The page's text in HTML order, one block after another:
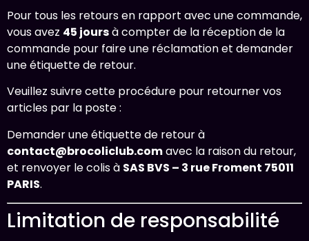
Pour tous les retours en rapport avec une commande,
vous avez 45 joursà compter de la réception de la
commande pour faire une réclamation et demander
une étiquette de retour.
Veuillez suivre cette procédure pour retourner vos
articles par la poste :
Demander une étiquette de retour à
contact@brocoliclub.comavec la raison du retour,
et renvoyer le colis à SAS BVS – 3 rue Froment 75011
PARIS.
Limitation de responsabilité